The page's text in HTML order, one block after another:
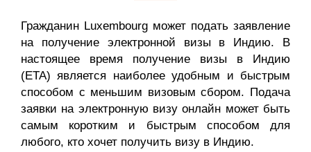
Гражданин Luxembourg может подать заявление
на получение электронной визы в Индию. В
настоящее время получение визы в Индию
(ETA) является наиболее удобным и быстрым
способом с меньшим визовым сбором. Подача
заявки на электронную визу онлайн может быть
самым коротким и быстрым способом для
любого, кто хочет получить визу в Индию.